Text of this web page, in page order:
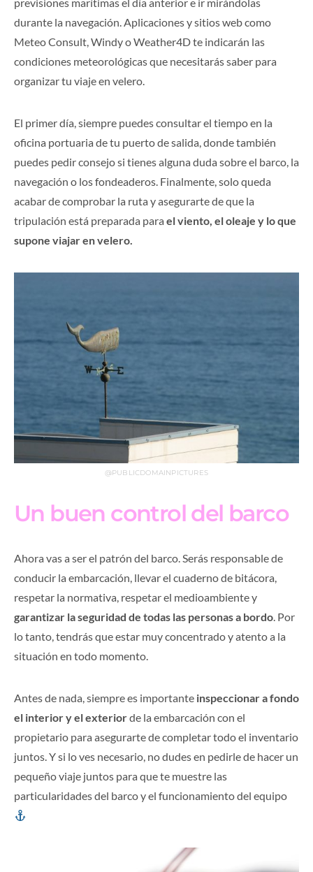
durante la navegación. Aplicaciones y sitios web como
Meteo Consult, Windy o Weather4D te indicarán las
condiciones meteorológicas que necesitarás saber para
organizar tu viaje en velero.
El primer día, siempre puedes consultar el tiempo en la
oficina portuaria de tu puerto de salida, donde también
puedes pedir consejo si tienes alguna duda sobre el barco, la
navegación o los fondeaderos. Finalmente, solo queda
acabar de comprobar la ruta y asegurarte de que la
tripulación está preparada para el viento, el oleaje y lo que
supone viajar en velero.
@PUBLICDOMAINPICTURES
Un buen control del barco
Ahora vas a ser el patrón del barco. Serás responsable de
conducir la embarcación, llevar el cuaderno de bitácora,
respetar la normativa, respetar el medioambiente y
garantizar la seguridad de todas las personas a bordo. Por
lo tanto, tendrás que estar muy concentrado y atento a la
situación en todo momento.
Antes de nada, siempre es importante inspeccionar a fondo
el interior y el exteriorde la embarcación con el
propietario para asegurarte de completar todo el inventario
juntos. Y si lo ves necesario, no dudes en pedirle de hacer un
pequeño viaje juntos para que te muestre las
particularidades del barco y el funcionamiento del equipo